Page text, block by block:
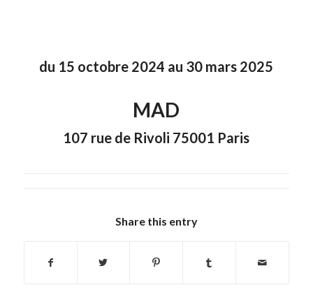
du 15 octobre 2024 au 30 mars 2025
MAD
107 rue de Rivoli 75001 Paris
Share this entry